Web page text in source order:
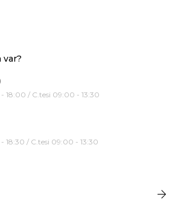
var?
18:00 / C.tesi 09:00 - 13:30
/ C.tesi 09:00 - 13:30